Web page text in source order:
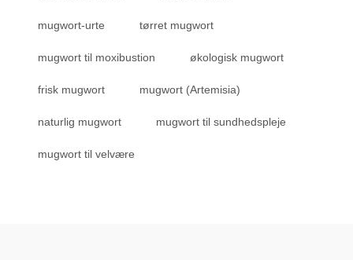
mugwort-urte tørret mugwort
mugwort til moxibustion økologisk mugwort
frisk mugwort mugwort (Artemisia)
naturlig mugwort mugwort til sundhedspleje
mugwort til velvære